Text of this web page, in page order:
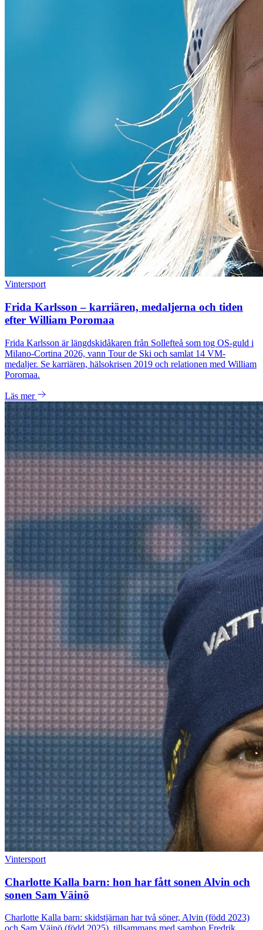
Vintersport
Frida Karlsson – karriären, medaljerna och tiden
efter William Poromaa
Frida Karlsson är längdskidåkaren från Sollefteå som tog OS-guld i
Milano-Cortina 2026, vann Tour de Ski och samlat 14 VM-
medaljer. Se karriären, hälsokrisen 2019 och relationen med William
Poromaa.
Läs mer
Vintersport
Charlotte Kalla barn: hon har fått sonen Alvin och
sonen Sam Väinö
Charlotte Kalla barn: skidstjärnan har två söner, Alvin (född 2023)